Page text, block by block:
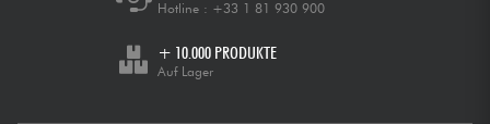
Hotline : +33 1 81 930 900
+ 10.000 PRODUKTE
Auf Lager